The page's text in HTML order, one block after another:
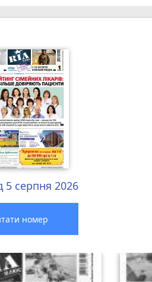
5 серпня 2026
номер